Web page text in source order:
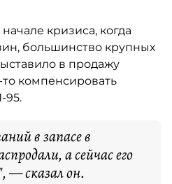
кризиса, когда
большинство крупных
в продажу
то компенсировать
95.
в запасе в
а сейчас его
— сказал он.